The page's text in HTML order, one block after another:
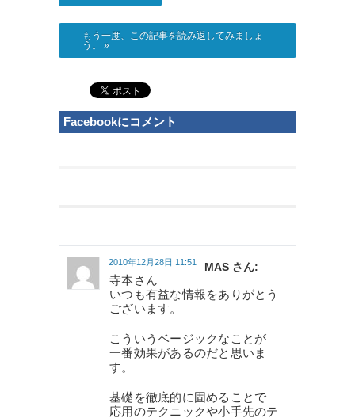
もう一度、この記事を読み返してみましょ
う。
»
Facebookにコメント
MAS さん:
2010年12月28日 11:51
寺本さん
いつも有益な情報をありがとう
ございます。
こういうベージックなことが
一番効果があるのだと思いま
す。
基礎を徹底的に固めることで
応用のテクニックや小手先のテ